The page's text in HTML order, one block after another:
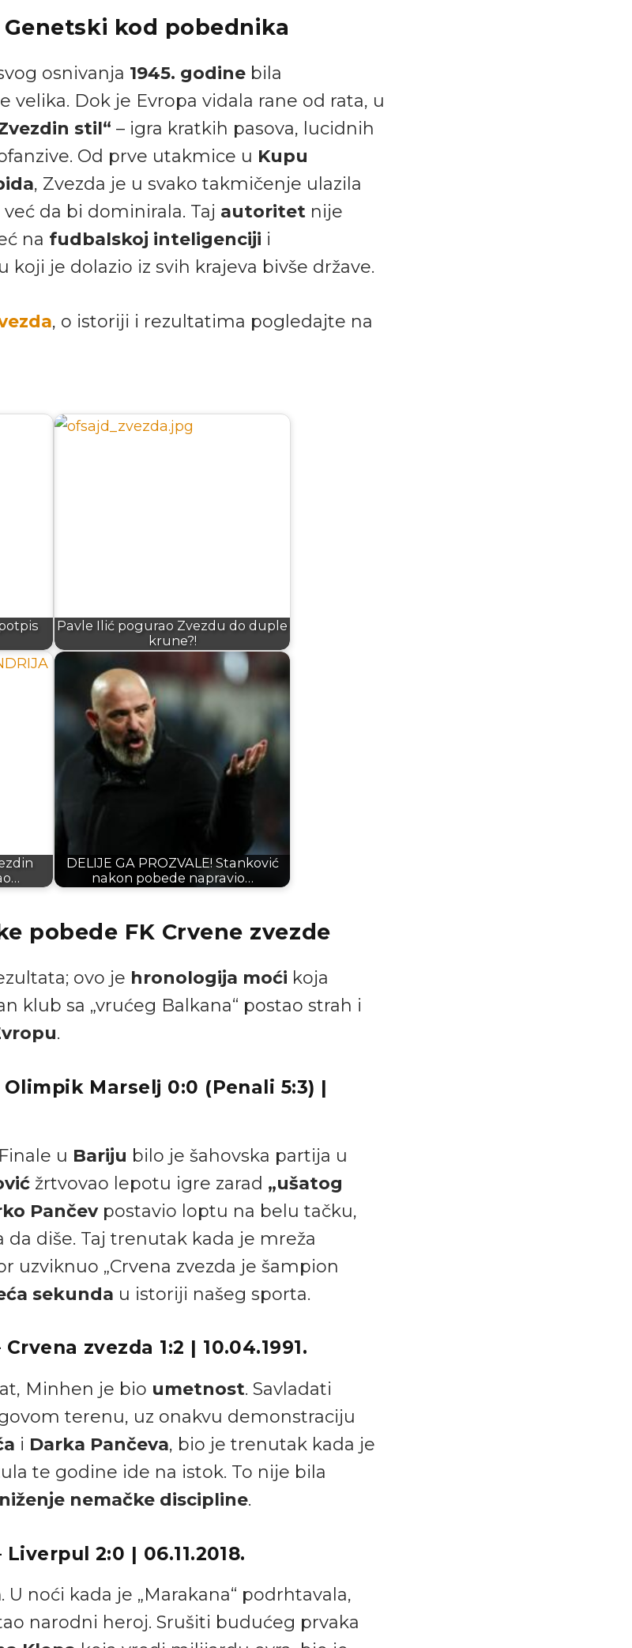
kod pobednika
osnivanja 1945. godine bila
velika. Dok je Evropa vidala rane od rata, u
stil“ – igra kratkih pasova, lucidnih
Od prve utakmice u Kupu
, Zvezda je u svako takmičenje ulazila
da bi dominirala. Taj autoritet nije
na fudbalskoj inteligenciji i
je dolazio iz svih krajeva bivše države.
, o istoriji i rezultatima pogledajte na
Pavle Ilić pogurao Zvezdu do duple
krune?!
DELIJE GA PROZVALE! Stanković
nakon pobede napravio…
pobede FK Crvene zvezde
ovo je hronologija moći koja
klub sa „vrućeg Balkana“ postao strah i
.
Olimpik Marselj 0:0 (Penali 5:3) |
u Bariju bilo je šahovska partija u
žrtvovao lepotu igre zarad „ušatog
Pančevpostavio loptu na belu tačku,
da diše. Taj trenutak kada je mreža
uzviknuo „Crvena zvezda je šampion
sekunda u istoriji našeg sporta.
zvezda 1:2 | 10.04.1991.
Minhen je bio umetnost. Savladati
terenu, uz onakvu demonstraciju
i Darka Pančeva, bio je trenutak kada je
te godine ide na istok. To nije bila
nemačke discipline.
2:0 | 06.11.2018.
. U noći kada je „Marakana“ podrhtavala,
narodni heroj. Srušiti budućeg prvaka